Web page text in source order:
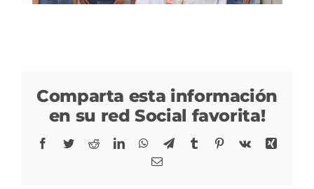
Comparta esta información
en su red Social favorita!
Facebook
TwitterRedditLinkedInWhatsApp
TelegramTumblr Pinterest
Vk
Xing
Correo